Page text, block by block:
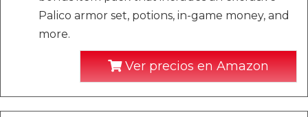
Palico armor set, potions, in-game money, and
more.
Ver precios en Amazon